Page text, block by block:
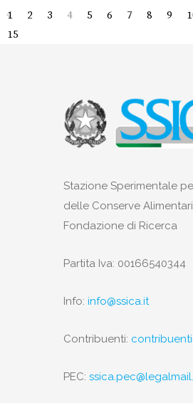
1 2 3 4 5 6 7 8 9
15
Stazione Sperimentale
delle Conserve
Fondazione di Ricerca
Partita Iva: 00166540344
Info: info@ssica.it
Contribuenti:
PEC: